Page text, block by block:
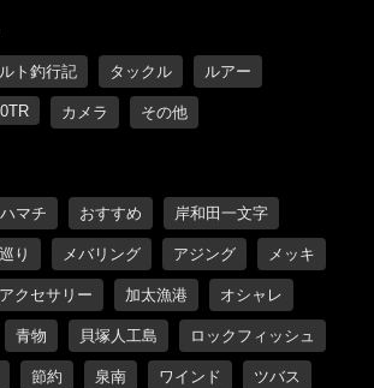
ト釣行記 タックル ルアー
カメラ その他
ハマチ おすすめ 岸和田一文字
り メバリング アジング メッキ
アクセサリー 加太漁港 オシャレ
青物 貝塚人工島 ロックフィッシュ
節約 泉南 ワインド ツバス